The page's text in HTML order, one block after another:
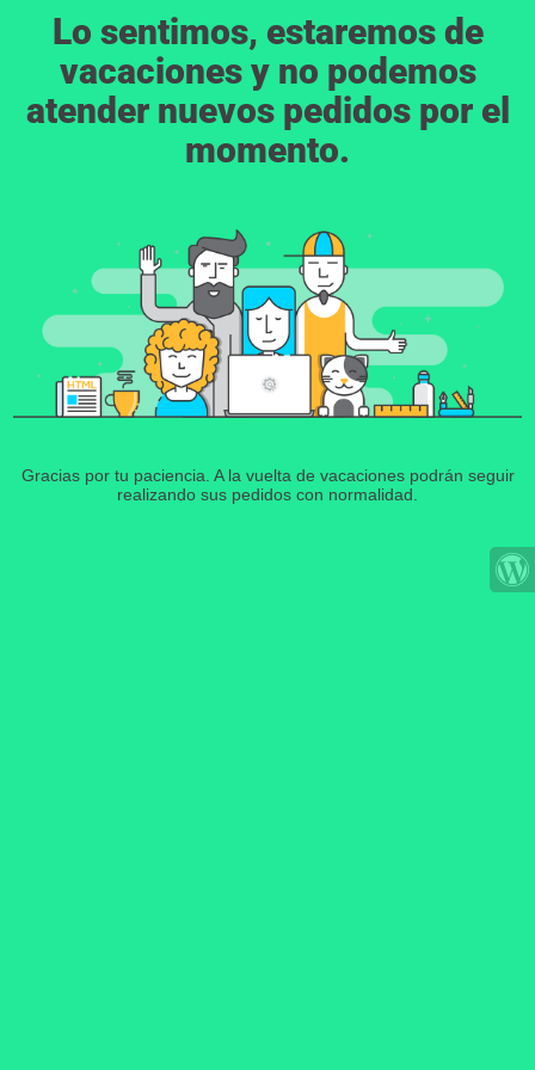
Lo sentimos, estaremos de
vacaciones y no podemos
atender nuevos pedidos por el
momento.
Gracias por tu paciencia. A la vuelta de vacaciones podrán seguir
realizando sus pedidos con normalidad.